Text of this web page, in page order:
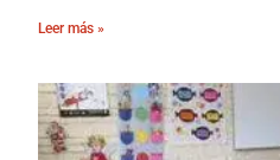
Leer más »